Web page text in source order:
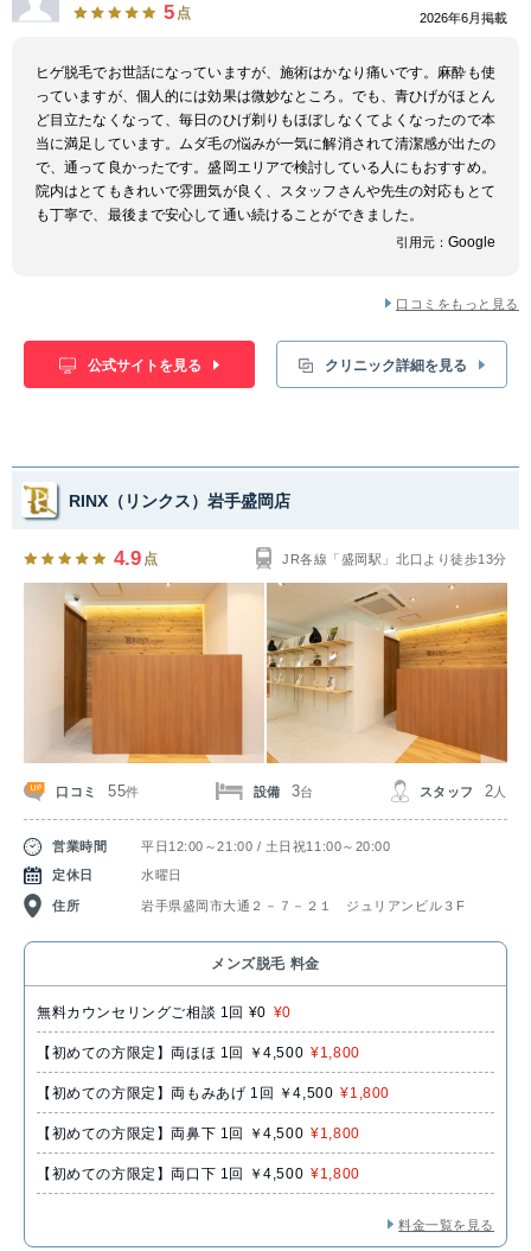
5 点 2026年6月掲載
ヒゲ脱毛でお世話になっていますが、施術はかなり痛いです。麻酔も使
っていますが、個人的には効果は微妙なところ。でも、青ひげがほとん
ど目立たなくなって、毎日のひげ剃りもほぼしなくてよくなったので本
当に満足しています。ムダ毛の悩みが一気に解消されて清潔感が出たの
で、通って良かったです。盛岡エリアで検討している人にもおすすめ。
院内はとてもきれいで雰囲気が良く、スタッフさんや先生の対応もとて
も丁寧で、最後まで安心して通い続けることができました。
引用元： Google
口コミをもっと見る
公式サイトを見る クリニック詳細を見る
RINX（リンクス）岩手盛岡店
4.9 点 JR各線「盛岡駅」北口より徒歩13分
口コミ 55件 設備 3台 スタッフ 2 人
営業時間
平日12:00～21:00 / 土日祝11:00～20:00
定休日
水曜日
住所 岩手県盛岡市大通２－７－２１ ジュリアンビル３F
メンズ脱毛 料金
無料カウンセリングご相談 1回 ¥0 ¥0
【初めての方限定】両ほほ 1回 ￥4,500 ¥1,800
【初めての方限定】両もみあげ 1回 ￥4,500 ¥1,800
【初めての方限定】両鼻下 1回 ￥4,500 ¥1,800
【初めての方限定】両口下 1回 ￥4,500 ¥1,800
料金一覧を見る